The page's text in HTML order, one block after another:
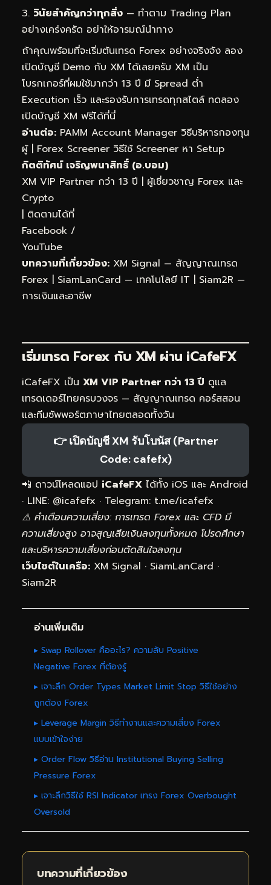
วินัยสำคัญกว่าทุกสิ่ง — ทำตาม Trading Plan
อย่างเคร่งครัด อย่าให้อารมณ์นำทาง
ถ้าคุณพร้อมที่จะเริ่มต้นเทรด Forex อย่างจริงจัง ลอง
เปิดบัญชี Demo กับ XM ได้เลยครับ XM เป็น
โบรกเกอร์ที่ผมใช้มากว่า 13 ปี มี Spread ต่ำ
Execution เร็ว และรองรับการเทรดทุกสไตล์ ทดลอง
เปิดบัญชี XM ฟรีได้ที่นี่
อ่านต่อ: PAMM Account Manager วิธีบริหารกองทุน
ผู้| Forex Screener วิธีใช้ Screener หา Setup
กิตติทัศน์ เจริญพนาสิทธิ์ (อ.บอม)
XM VIP Partner กว่า 13 ปี | ผู้เชี่ยวชาญ Forex และ
Crypto
| ติดตามได้ที่
Facebook /
YouTube
บทความที่เกี่ยวข้อง: XM Signal — สัญญาณเทรด
Forex | SiamLanCard — เทคโนโลยี IT | Siam2R —
การเงินและอาชีพ
เริ่มเทรด Forex กับ XM ผ่าน iCafeFX
iCafeFX เป็น XM VIP Partner กว่า 13 ปี ดูแล
เทรดเดอร์ไทยครบวงจร — สัญญาณเทรด คอร์สสอน
และทีมซัพพอร์ตภาษาไทยตลอดทั้งวัน
👉 เปิดบัญชี XM รับโบนัส (Partner
Code: cafefx)
📲 ดาวน์โหลดแอป iCafeFX ได้ทั้ง iOS และ Android
· LINE: @icafefx · Telegram: t.me/icafefx
⚠️ คำเตือนความเสี่ยง: การเทรด Forex และ CFD มี
ความเสี่ยงสูง อาจสูญเสียเงินลงทุนทั้งหมด โปรดศึกษา
และบริหารความเสี่ยงก่อนตัดสินใจลงทุน
เว็บไซต์ในเครือ: XM Signal · SiamLanCard ·
Siam2R
อ่านเพิ่มเติม
▸ Swap Rollover คืออะไร? ความลับ Positive
Negative Forex ที่ต้องรู้
▸ เจาะลึก Order Types Market Limit Stop วิธีใช้อย่าง
ถูกต้อง Forex
▸ Leverage Margin วิธีทำงานและความเสี่ยง Forex
แบบเข้าใจง่าย
▸ Order Flow วิธีอ่าน Institutional Buying Selling
Pressure Forex
▸ เจาะลึกวิธีใช้ RSI Indicator เทรง Forex Overbought
Oversold
บทความที่เกี่ยวข้อง